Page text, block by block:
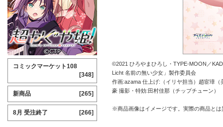
©2021 ひろやまひろし・TYPE-MOON／
Licht 名前の無い少女」製作委員会
作画:azama 仕上げ:（イリヤ担当）趙宦璋
豪 撮影・特効:田村佳那（チップチューン）
※商品画像はイメージです。実際の商品と
コミックマーケット108
[348]
新商品 [265]
8月 受注終了 [266]